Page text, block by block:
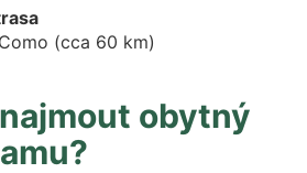
(cca 60 km)
obytný